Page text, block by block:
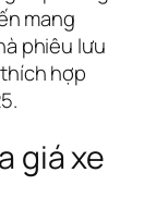
mang
phiêu lưu
hợp
giá xe